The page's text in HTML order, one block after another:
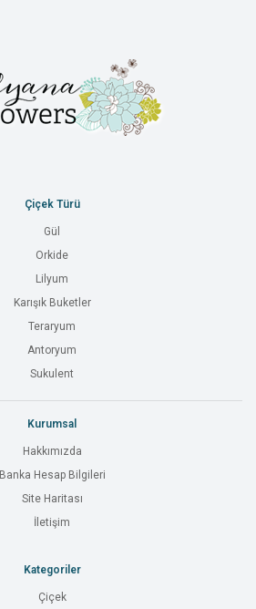
Çiçek Türü
Gül
Orkide
Lilyum
Karışık Buketler
Teraryum
Antoryum
Sukulent
Kurumsal
Hakkımızda
Banka Hesap Bilgileri
Site Haritası
İletişim
Kategoriler
Çiçek